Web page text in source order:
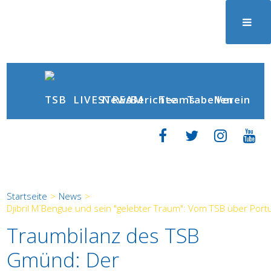
LIVESTREAM
NewsBerichteTeamsTabellenVerein
Startseite > News >
Djibril M´Bengue und sein "gelebter Traum": Vom TSB über
Traumbilanz des TSB
Gmünd: Der